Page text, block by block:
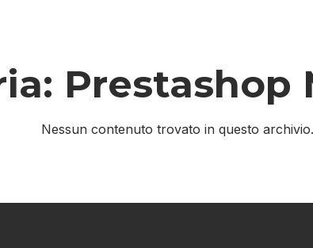
Prestashop
Nessun contenuto trovato in questo archivio.